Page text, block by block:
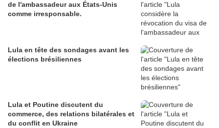
de l'ambassadeur aux États-Unis
comme irresponsable.
Lula en tête des sondages avant les
élections brésiliennes
Lula et Poutine discutent du
commerce, des relations bilatérales et
du conflit en Ukraine